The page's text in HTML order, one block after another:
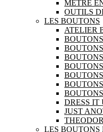
METRE
OUTILS
LES BOUTONS
ATELIER
DRESS IT
JUST
LES BOUTONS